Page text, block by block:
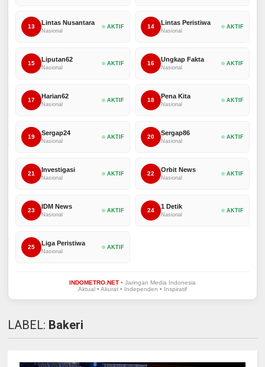
13
Lintas Nusantara
Nasional
AKTIF 14
Lintas Peristiwa
Nasional
AKTIF
15
Liputan62
Nasional
AKTIF 16
Ungkap Fakta
Nasional
AKTIF
17
Harian62
Nasional
AKTIF 18
Pena Kita
Nasional
AKTIF
19
Sergap24
Nasional
AKTIF 20
Sergap86
Nasional
AKTIF
21
Investigasi
Nasional
AKTIF 22
Orbit News
Nasional
AKTIF
23
IDM News
Nasional
AKTIF 24
1 Detik
Nasional
AKTIF
25
Liga Peristiwa
Nasional
AKTIF
INDOMETRO.NET• Jaringan Media Indonesia
Aktual • Akurat • Independen • Inspiratif
LABEL: Bakeri